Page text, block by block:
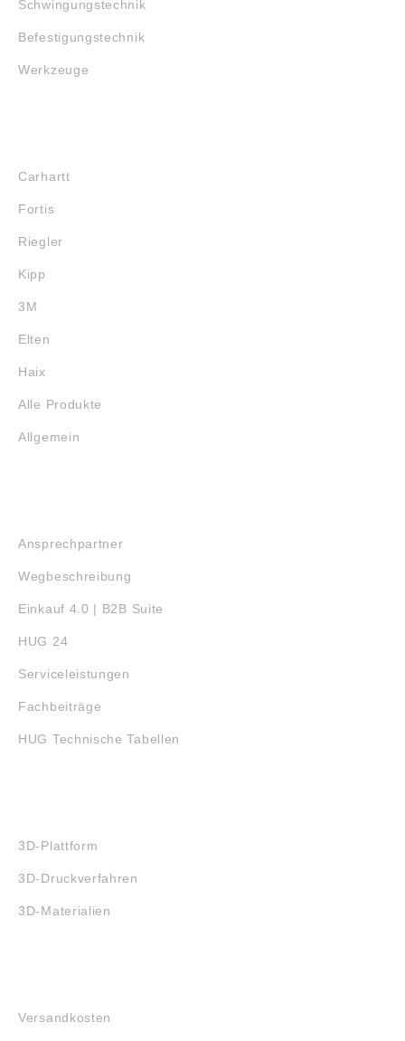
Schwingungstechnik
Befestigungstechnik
Werkzeuge
Carhartt
Fortis
Riegler
Kipp
3M
Elten
Haix
Alle Produkte
Allgemein
Ansprechpartner
Wegbeschreibung
Einkauf 4.0 | B2B Suite
HUG 24
Serviceleistungen
Fachbeiträge
HUG Technische Tabellen
3D-Plattform
3D-Druckverfahren
3D-Materialien
Versandkosten